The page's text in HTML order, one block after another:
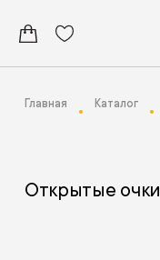
Главная Каталог
Открытые очки